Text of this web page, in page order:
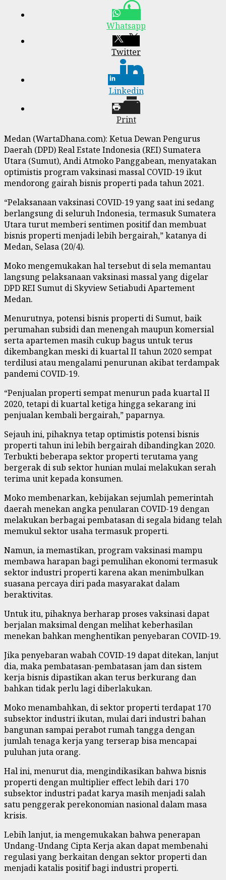
Whatsapp
Twitter
Linkedin
Print
Medan (WartaDhana.com): Ketua Dewan Pengurus
Daerah (DPD) Real Estate Indonesia (REI) Sumatera
Utara (Sumut), Andi Atmoko Panggabean, menyatakan
optimistis program vaksinasi massal COVID-19 ikut
mendorong gairah bisnis properti pada tahun 2021.
“Pelaksanaan vaksinasi COVID-19 yang saat ini sedang
berlangsung di seluruh Indonesia, termasuk Sumatera
Utara turut memberi sentimen positif dan membuat
bisnis properti menjadi lebih bergairah,” katanya di
Medan, Selasa (20/4).
Moko mengemukakan hal tersebut di sela memantau
langsung pelaksanaan vaksinasi massal yang digelar
DPD REI Sumut di Skyview Setiabudi Apartement
Medan.
Menurutnya, potensi bisnis properti di Sumut, baik
perumahan subsidi dan menengah maupun komersial
serta apartemen masih cukup bagus untuk terus
dikembangkan meski di kuartal II tahun 2020 sempat
terdilusi atau mengalami penurunan akibat terdampak
pandemi COVID-19.
“Penjualan properti sempat menurun pada kuartal II
2020, tetapi di kuartal ketiga hingga sekarang ini
penjualan kembali bergairah,” paparnya.
Sejauh ini, pihaknya tetap optimistis potensi bisnis
properti tahun ini lebih bergairah dibandingkan 2020.
Terbukti beberapa sektor properti terutama yang
bergerak di sub sektor hunian mulai melakukan serah
terima unit kepada konsumen.
Moko membenarkan, kebijakan sejumlah pemerintah
daerah menekan angka penularan COVID-19 dengan
melakukan berbagai pembatasan di segala bidang telah
memukul sektor usaha termasuk properti.
Namun, ia memastikan, program vaksinasi mampu
membawa harapan bagi pemulihan ekonomi termasuk
sektor industri properti karena akan menimbulkan
suasana percaya diri pada masyarakat dalam
beraktivitas.
Untuk itu, pihaknya berharap proses vaksinasi dapat
berjalan maksimal dengan melihat keberhasilan
menekan bahkan menghentikan penyebaran COVID-19.
Jika penyebaran wabah COVID-19 dapat ditekan, lanjut
dia, maka pembatasan-pembatasan jam dan sistem
kerja bisnis dipastikan akan terus berkurang dan
bahkan tidak perlu lagi diberlakukan.
Moko menambahkan, di sektor properti terdapat 170
subsektor industri ikutan, mulai dari industri bahan
bangunan sampai perabot rumah tangga dengan
jumlah tenaga kerja yang terserap bisa mencapai
puluhan juta orang.
Hal ini, menurut dia, mengindikasikan bahwa bisnis
properti dengan multiplier effect lebih dari 170
subsektor industri padat karya masih menjadi salah
satu penggerak perekonomian nasional dalam masa
krisis.
Lebih lanjut, ia mengemukakan bahwa penerapan
Undang-Undang Cipta Kerja akan dapat membenahi
regulasi yang berkaitan dengan sektor properti dan
menjadi katalis positif bagi industri properti.